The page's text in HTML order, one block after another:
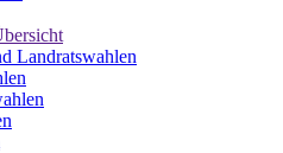
Landratswahlen